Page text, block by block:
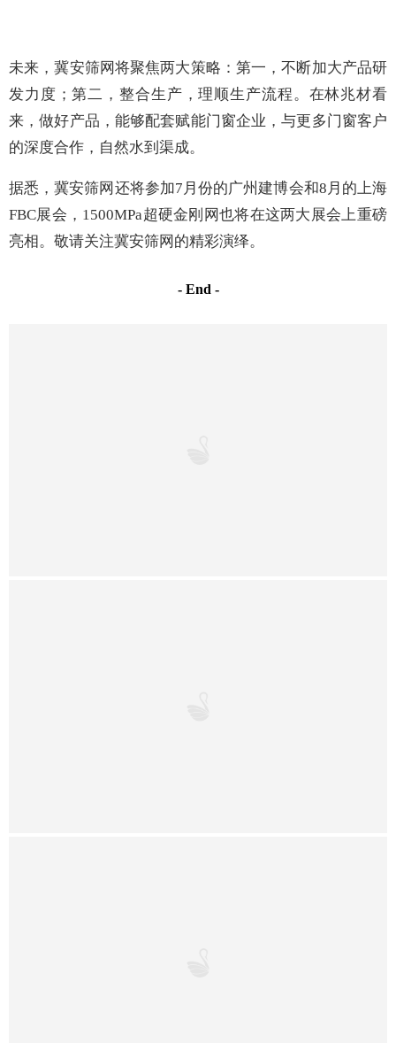
未来，冀安筛网将聚焦两大策略：第一，不断加大产品研
发力度；第二，整合生产，理顺生产流程。在林兆材看
来，做好产品，能够配套赋能门窗企业，与更多门窗客户
的深度合作，自然水到渠成。
据悉，冀安筛网还将参加7月份的广州建博会和8月的上海
FBC展会，1500MPa超硬金刚网也将在这两大展会上重磅
亮相。敬请关注冀安筛网的精彩演绎。
- End -